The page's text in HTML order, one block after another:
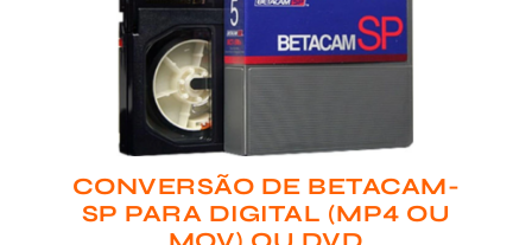
CONVERSÃO DE BETACAM-
SP PARA DIGITAL (MP4 OU